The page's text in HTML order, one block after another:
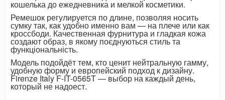
кошелька до ежедневника и мелкой косметики.
Ремешок регулируется по длине, позволяя носить
сумку так, как удобно именно вам — на плече или как
кроссбоди. Качественная фурнитура и гладкая кожа
создают образ, в якому поєднуються стиль та
функціональність.
Модель подойдёт тем, кто ценит нейтральную гамму,
удобную форму и европейский подход к дизайну.
Firenze Italy F-IT-0565T — выбор на каждый день,
который не надоест.